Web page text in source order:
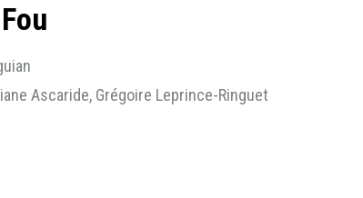
Ascaride, Grégoire Leprince-Ringuet